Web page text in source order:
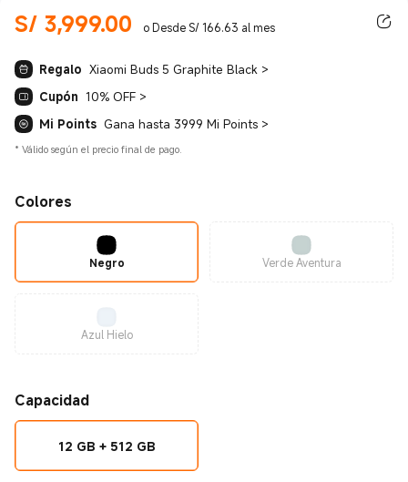
S/ 3,999.00
Current Price S/ 3999.00o Desde S/ 166.63 al mes
Regalo Xiaomi Buds 5 Graphite Black >
Cupón 10% OFF >
Mi Points Gana hasta 3999 Mi Points >
* Válido según el precio final de pago.
Colores
Negro Verde Aventura
Azul Hielo
Capacidad
12 GB + 512 GB